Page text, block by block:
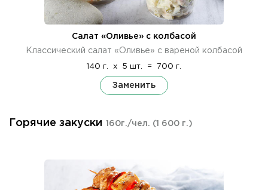
Салат «Оливье» с колбасой
Классический салат «Оливье» с вареной колбасой
140 г. x 5 шт. = 700 г.
Заменить
Горячие закуски 160г./чел. (1 600 г.)